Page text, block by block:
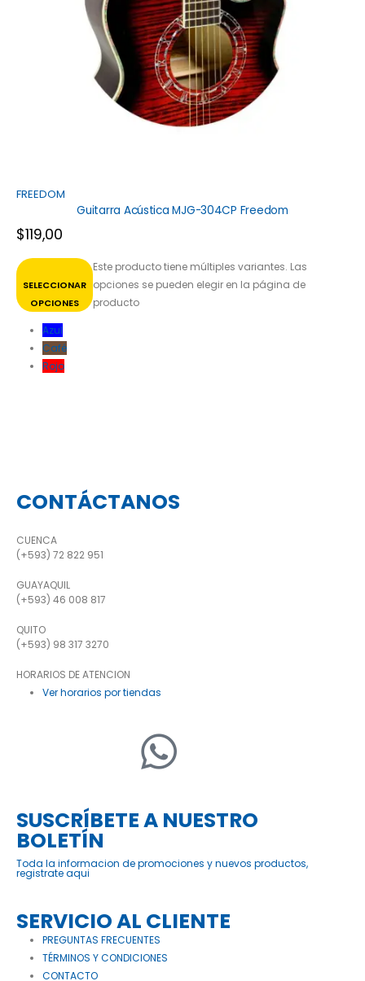
FREEDOM
Guitarra Acústica MJG-304CP Freedom
$119,00
SELECCIONAR
OPCIONES
Este producto tiene múltiples variantes. Las
opciones se pueden elegir en la página de
producto
Azul
Café
Rojo
CONTÁCTANOS
CUENCA
(+593) 72 822 951
GUAYAQUIL
(+593) 46 008 817
QUITO
(+593) 98 317 3270
HORARIOS DE ATENCION
Ver horarios por tiendas
SUSCRÍBETE A NUESTRO
BOLETÍN
Toda la informacion de promociones y nuevos productos,
registrate aqui
SERVICIO AL CLIENTE
PREGUNTAS FRECUENTES
TÉRMINOS Y CONDICIONES
CONTACTO